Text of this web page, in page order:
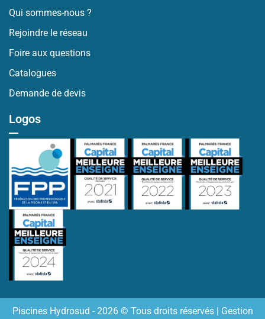
Qui sommes-nous ?
Rejoindre le réseau
Foire aux questions
Catalogues
Demande de devis
Logos
Piscines Hydrosud - 2026 © Tous droits réservés | Gestion